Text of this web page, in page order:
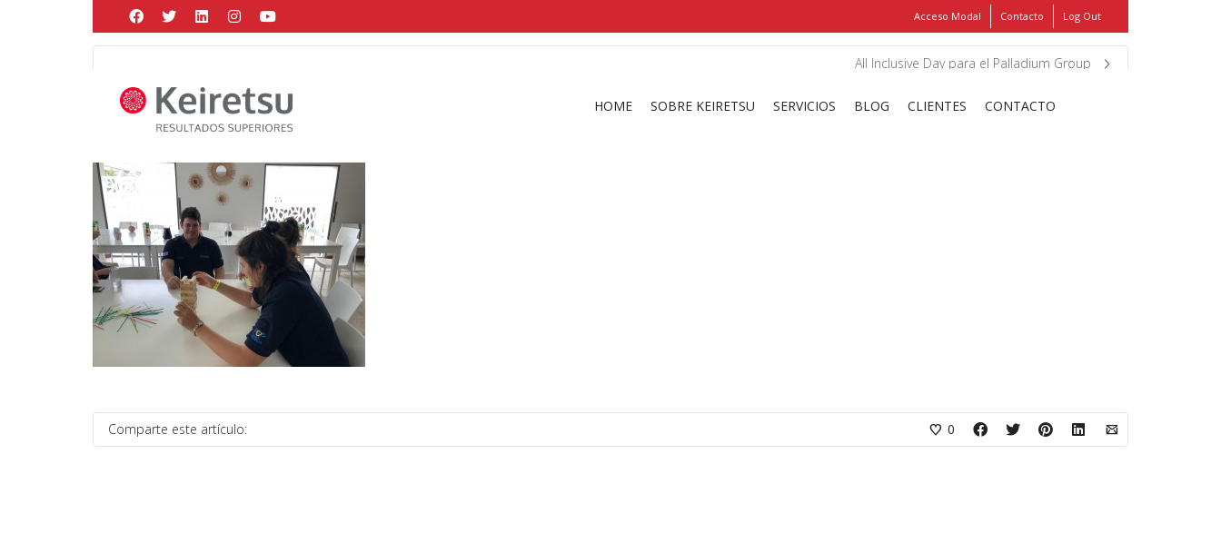
Help me Dante! I'm looking for newshirtsin a sizemediumthat cost between £ . Show
FIND MY ITEMS!
Acceso Modal Contacto Log Out
HOME SOBRE KEIRETSU SERVICIOS BLOG CLIENTES CONTACTO
All Inclusive Day para el Palladium Group
Posted by adminon diciembre 17, 2019
Comparte este artículo: 0